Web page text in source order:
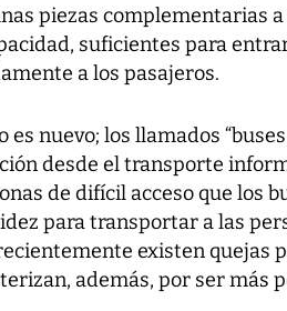
piezas complementarias
suficientes para
a los pasajeros.
es nuevo; los llamados
desde el transporte
de difícil acceso que los
para transportar a las
existen quejas
además, por ser más